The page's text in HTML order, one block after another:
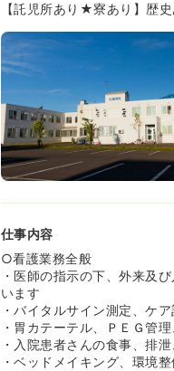
【託児所あり★寮あり】歴
仕事内容
○看護業務全般
・医師の指示の下、外来及
います
・バイタルサイン測定、ケ
・胃カテーテル、ＰＥＧ管
・入院患者さんの食事、排
・ベッドメイキング、環境